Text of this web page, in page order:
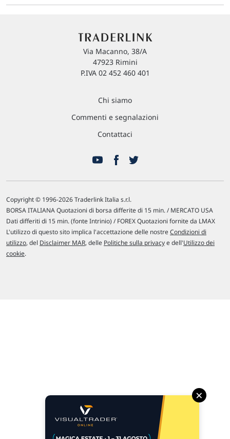
Via Macanno, 38/A
47923 Rimini
P.IVA 02 452 460 401
Chi siamo
Commenti e segnalazioni
Contattaci
Copyright © 1996-2026 Traderlink Italia s.r.l.
BORSA ITALIANA Quotazioni di borsa differite di 15 min. / MERCATO USA
Dati differiti di 15 min. (fonte Intrinio) / FOREX Quotazioni fornite da LMAX
L'utilizzo di questo sito implica l'accettazione delle nostreCondizioni di
utilizzo, del Disclaimer MAR, delle Politiche sulla privacye dell'Utilizzo dei
cookie.
×